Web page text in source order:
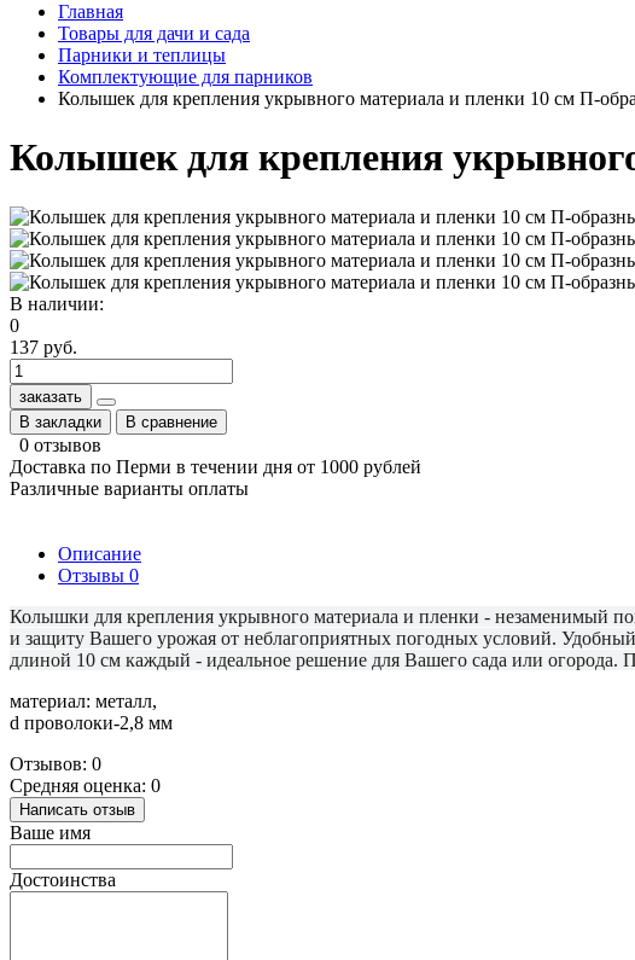
Главная
Товары для дачи и сада
Парники и теплицы
Комплектующие для парников
Колышек для крепления укрывного материала и пленки 10 см П-
Колышек для крепления
В наличии:
0
137 руб.
заказать
В закладки
В сравнение
0 отзывов
Доставка по Перми в течении дня от 1000 рублей
Различные варианты оплаты
Описание
Отзывы 0
Колышки для крепления укрывного материала и пленки - незаменимый
и защиту Вашего урожая от неблагоприятных погодных условий.
длиной 10 см каждый - идеальное решение для Вашего сада или
материал: металл,
d проволоки-2,8 мм
Отзывов: 0
Средняя оценка: 0
Написать отзыв
Ваше имя
Достоинства